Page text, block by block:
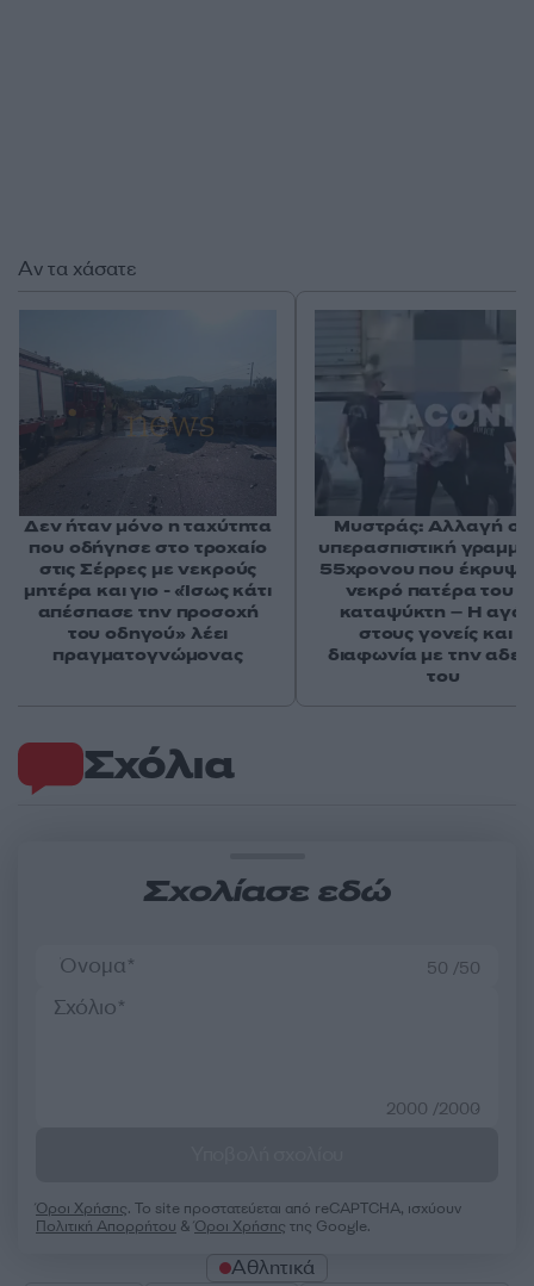
Σχόλια
Σχολίασε εδώ
50 /50
2000 /2000
Όροι Χρήσης. Το site προστατεύεται από reCAPTCHA, ισχύουν
Πολιτική Απορρήτου &Όροι Χρήσης της Google.
Αθλητικά
Αν τα χάσατε
Δεν ήταν μόνο η ταχύτητα
που οδήγησε στο τροχαίο
στις Σέρρες με νεκρούς
μητέρα και γιο - «Ίσως κάτι
απέσπασε την προσοχή
του οδηγού» λέει
πραγματογνώμονας
Μυστράς: Αλλαγή
υπερασπιστική
55χρονου που έκρυψε
νεκρό πατέρα του
καταψύκτη – Η
στους γονείς και η
διαφωνία με την
του